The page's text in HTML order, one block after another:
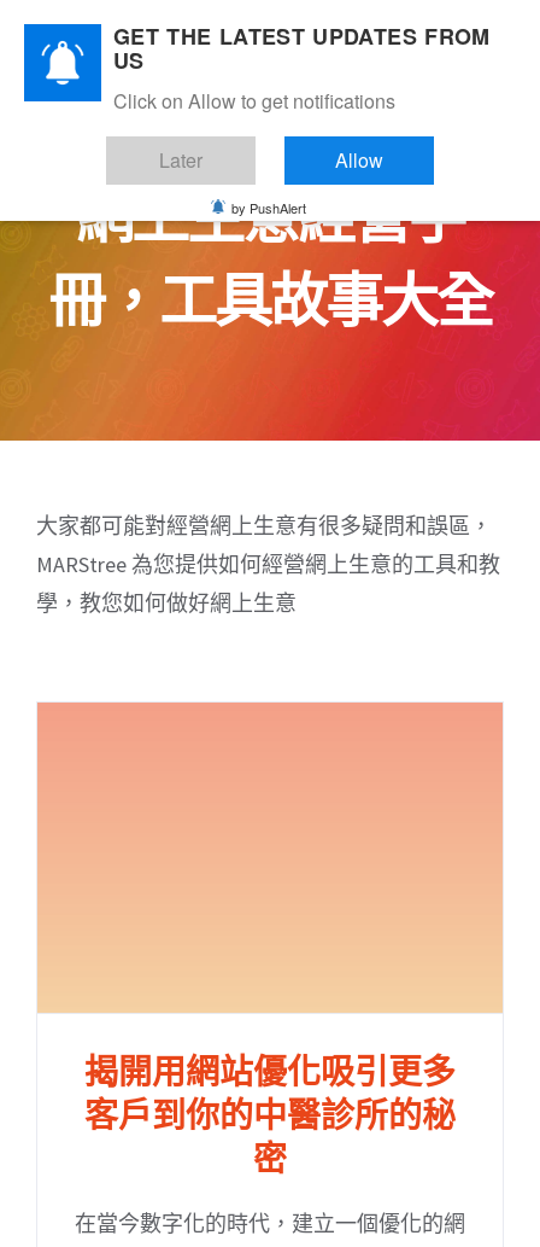
Skip
content
網上生意經營手
冊，工具故事大全
大家都可能對經營網上生意有很多疑問和誤區，
MARStree 為您提供如何經營網上生意的工具和教
學，教您如何做好網上生意
揭開用網站優化吸引更多
客戶到你的中醫診所的秘
密
在當今數字化的時代，建立一個優化的網
GET THE LATEST UPDATES FROM
US
Click on Allow to get notifications
Later Allow
by PushAlert